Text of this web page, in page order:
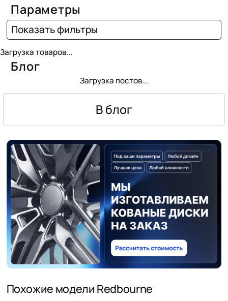
Параметры
Показать фильтры
Загрузка товаров...
Блог
Загрузка постов...
В блог
Похожие модели Redbourne